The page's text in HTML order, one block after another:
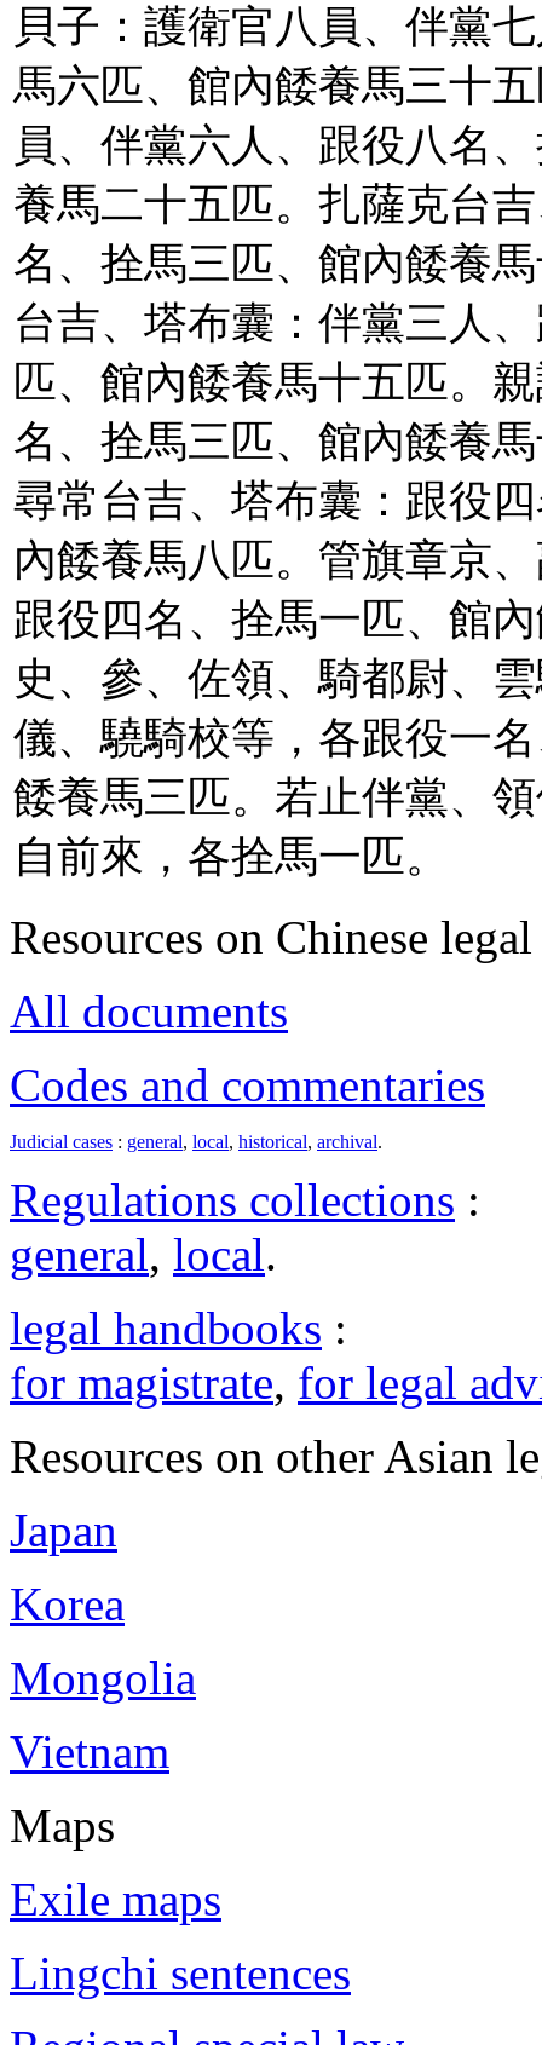
貝子：護衛官八員、伴黨
馬六匹、館內餧養馬三十
員、伴黨六人、跟役八名
養馬二十五匹。扎薩克台
名、拴馬三匹、館內餧養
台吉、塔布囊：伴黨三人
匹、館內餧養馬十五匹。
名、拴馬三匹、館內餧養
尋常台吉、塔布囊：跟役
內餧養馬八匹。管旗章京
跟役四名、拴馬一匹、館
史、參、佐領、騎都尉、
儀、驍騎校等，各跟役一
餧養馬三匹。若止伴黨、
自前來，各拴馬一匹。
Resources on Chinese
All documents
Codes and commentaries
Judicial cases : general, local, historical, archival.
Regulations collections :
general, local.
legal handbooks :
for magistrate, for legal
Resources on other Asian
Japan
Korea
Mongolia
Vietnam
Maps
Exile maps
Lingchi sentences